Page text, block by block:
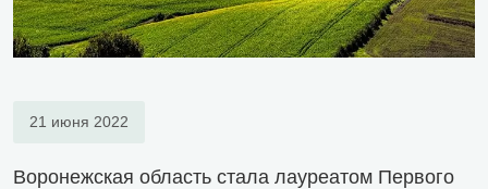
21 июня 2022
Воронежская область стала лауреатом Первого